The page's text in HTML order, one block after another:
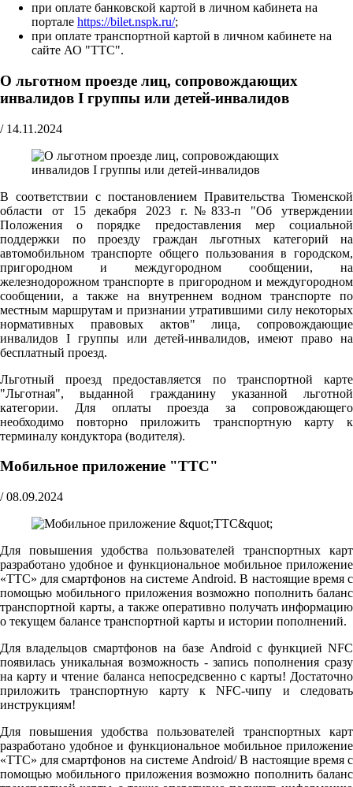
при оплате банковской картой в личном кабинета на
портале https://bilet.nspk.ru/;
при оплате транспортной картой в личном кабинете на
сайте АО "ТТС".
О льготном проезде лиц, сопровождающих
инвалидов I группы или детей-инвалидов
/ 14.11.2024
В соответствии с постановлением Правительства Тюменской
области от 15 декабря 2023 г.№833-п "Об утверждении
Положения о порядке предоставления мер социальной
поддержки по проезду граждан льготных категорий на
автомобильном транспорте общего пользования в городском,
пригородном и междугородном сообщении, на
железнодорожном транспорте в пригородном и междугородном
сообщении, а также на внутреннем водном транспорте по
местным маршрутам и признании утратившими силу некоторых
нормативных правовых актов" лица, сопровождающие
инвалидов I группы или детей-инвалидов, имеют право на
бесплатный проезд.
Льготный проезд предоставляется по транспортной карте
"Льготная", выданной гражданину указанной льготной
категории. Для оплаты проезда за сопровождающего
необходимо повторно приложить транспортную карту к
терминалу кондуктора (водителя).
Мобильное приложение "ТТС"
/ 08.09.2024
Для повышения удобства пользователей транспортных карт
разработано удобное и функциональное мобильное приложение
«ТТС» для смартфонов на системе Android. В настоящие время с
помощью мобильного приложения возможно пополнить баланс
транспортной карты, а также оперативно получать информацию
о текущем балансе транспортной карты и истории пополнений.
Для владельцов смартфонов на базе Android с функцией NFC
появилась уникальная возможность - запись пополнения сразу
на карту и чтение баланса непосредсвенно с карты! Достаточно
приложить транспортную карту к NFC-чипу и следовать
инструкциям!
Для повышения удобства пользователей транспортных карт
разработано удобное и функциональное мобильное приложение
«ТТС» для смартфонов на системе Android/ В настоящие время с
помощью мобильного приложения возможно пополнить баланс